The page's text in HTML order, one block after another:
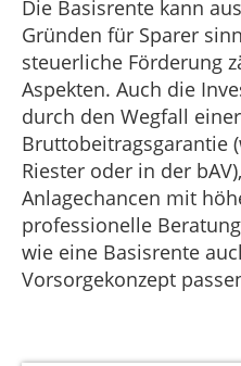
Die Basisrente kann
Gründen für Sparer
steuerliche Förderung
Aspekten. Auch die
durch den Wegfall
Bruttobeitragsgarantie
Riester oder in der
Anlagechancen mit
professionelle
wie eine Basisrente
Vorsorgekonzept